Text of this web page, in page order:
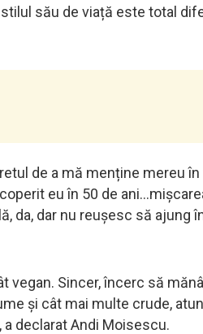
său de viață este total
de a mă menține mereu
eu în 50 de
da, dar nu reușesc să ajung
vegan. Sincer, încerc să
și cât mai multe crude,
a declarat Andi Moisescu.